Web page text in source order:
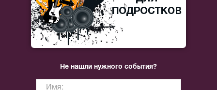
Не нашли нужного события?